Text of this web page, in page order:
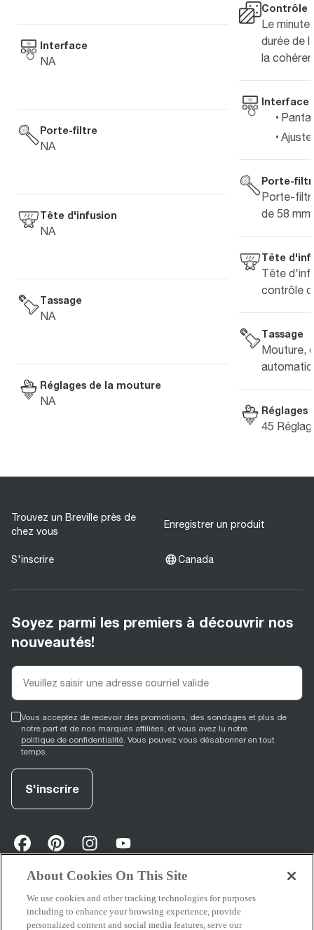
Interface
NA
Porte-filtre
NA
Tête d'infusion
NA
Tassage
NA
Réglages de la mouture
NA
Contrôle
Le
durée de
la
Interface
Porte-
Porte-
de 58 mm
Tête
Tête
contrôle
Tassage
Mouture,
Réglages
45
Trouvez un Breville près de
chez vous
Enregistrer un produit
S'inscrire Canada
Soyez parmi les premiers à découvrir nos
nouveautés!
Vous acceptez de recevoir des promotions, des sondages et plus de
notre part et de nos marques affiliées, et vous avez lu notre
politique de confidentialité. Vous pouvez vous désabonner en tout
temps.
S'inscrire
facebook
opens in new tab
pinterest
opens in new tab
instagram
opens in new tab
youtube
opens in new tab
Soutien
About Cookies On This Site
We use cookies and other tracking technologies for purposes
including to enhance your browsing experience, provide
personalized content and social media features, serve our